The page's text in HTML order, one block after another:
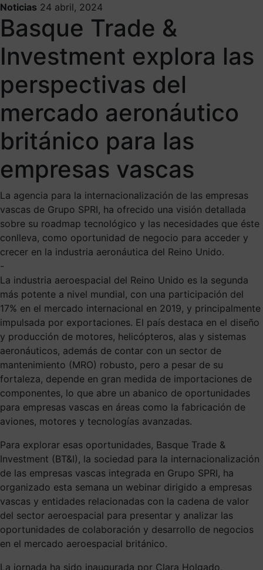
Noticias 24 abril, 2024
Basque Trade &
Investment explora las
perspectivas del
mercado aeronáutico
británico para las
empresas vascas
La agencia para la internacionalización de las empresas
vascas de Grupo SPRI, ha ofrecido una visión detallada
sobre su roadmap tecnológico y las necesidades que éste
conlleva, como oportunidad de negocio para acceder y
crecer en la industria aeronáutica del Reino Unido.
-
La industria aeroespacial del Reino Unido es la segunda
más potente a nivel mundial, con una participación del
17% en el mercado internacional en 2019, y principalmente
impulsada por exportaciones. El país destaca en el diseño
y producción de motores, helicópteros, alas y sistemas
aeronáuticos, además de contar con un sector de
mantenimiento (MRO) robusto, pero a pesar de su
fortaleza, depende en gran medida de importaciones de
componentes, lo que abre un abanico de oportunidades
para empresas vascas en áreas como la fabricación de
aviones, motores y tecnologías avanzadas.
Para explorar esas oportunidades, Basque Trade &
Investment (BT&I), la sociedad para la internacionalización
de las empresas vascas integrada en Grupo SPRI, ha
organizado esta semana un webinar dirigido a empresas
vascas y entidades relacionadas con la cadena de valor
del sector aeroespacial para presentar y analizar las
oportunidades de colaboración y desarrollo de negocios
en el mercado aeroespacial británico.
La jornada ha sido inaugurada por Clara Holgado,